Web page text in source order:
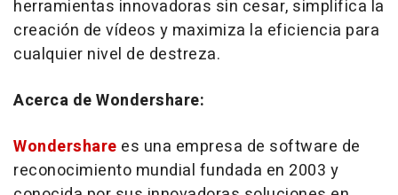
herramientas innovadoras sin cesar, simplifica la
creación de vídeos y maximiza la eficiencia para
cualquier nivel de destreza.
Acerca de Wondershare:
Wondershare es una empresa de software de
reconocimiento mundial fundada en 2003 y